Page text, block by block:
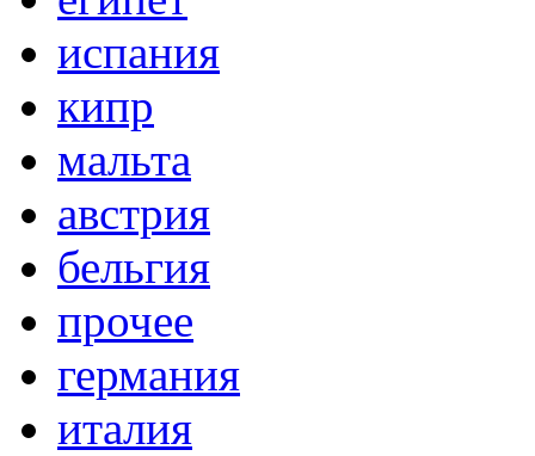
испания
кипр
мальта
австрия
бельгия
прочее
германия
италия